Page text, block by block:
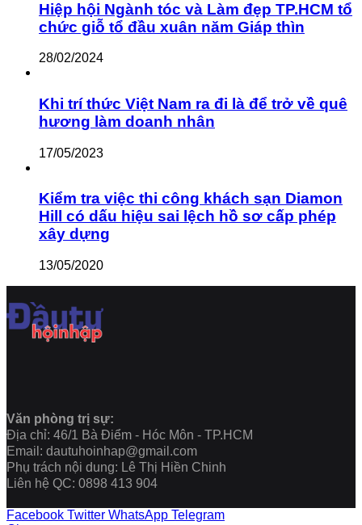
Hiệp hội Ngành tóc và Làm đẹp TP.HCM tổ
chức giỗ tổ đầu xuân năm Giáp thìn
28/02/2024
Khi trí thức Việt Nam ra đi là để trở về quê
hương làm doanh nhân
17/05/2023
Kiểm tra việc thi công khách sạn Diamon
Hill có dấu hiệu sai lệch hồ sơ cấp phép
xây dựng
13/05/2020
Văn phòng trị sự:
Địa chỉ: 46/1 Bà Điểm - Hóc Môn - TP.HCM
Email: dautuhoinhap@gmail.com
Phụ trách nội dung: Lê Thị Hiền Chinh
Liên hệ QC: 0898 413 904
Facebook Twitter WhatsApp Telegram